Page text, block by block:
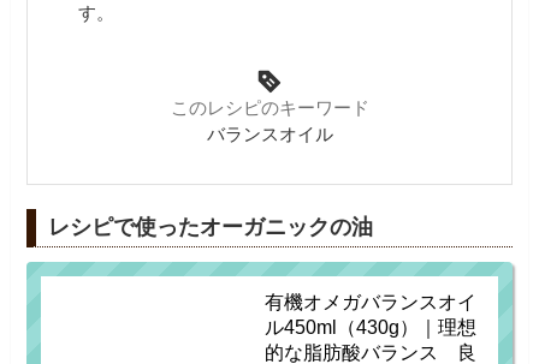
す。
このレシピのキーワード
バランスオイル
レシピで使ったオーガニックの油
有機オメガバランスオイ
ル450ml（430g）｜理想
的な脂肪酸バランス 良